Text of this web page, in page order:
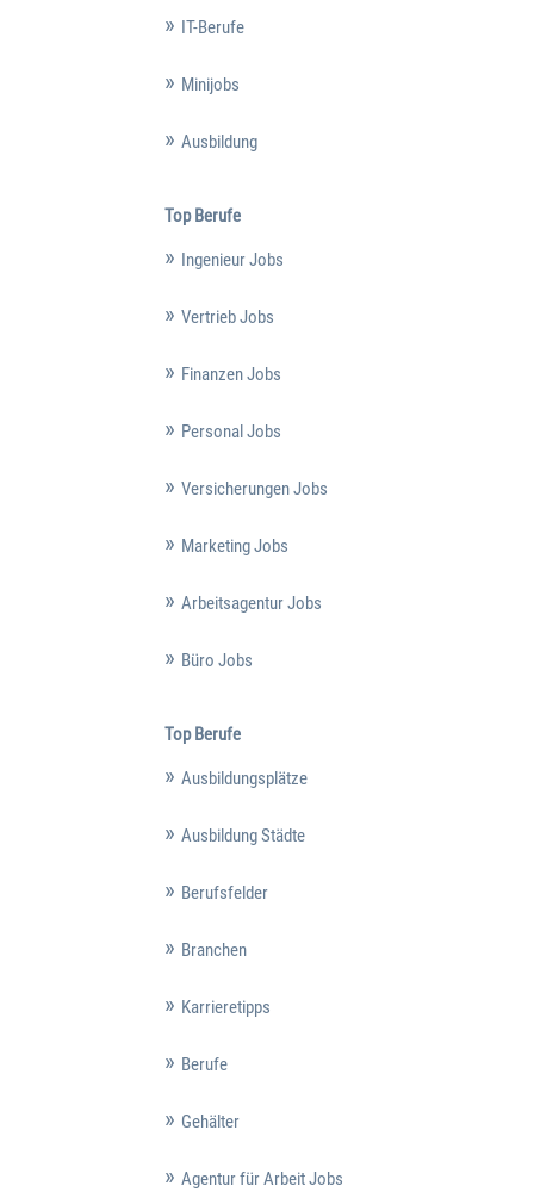
IT-Berufe
Minijobs
Ausbildung
Top Berufe
Ingenieur Jobs
Vertrieb Jobs
Finanzen Jobs
Personal Jobs
Versicherungen Jobs
Marketing Jobs
Arbeitsagentur Jobs
Büro Jobs
Top Berufe
Ausbildungsplätze
Ausbildung Städte
Berufsfelder
Branchen
Karrieretipps
Berufe
Gehälter
Agentur für Arbeit Jobs